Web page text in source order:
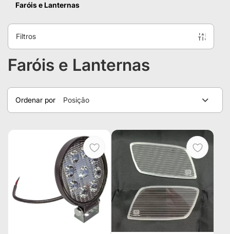
Faróis e Lanternas
Ordenar por Posição
Faróis e Lanternas
Filtros